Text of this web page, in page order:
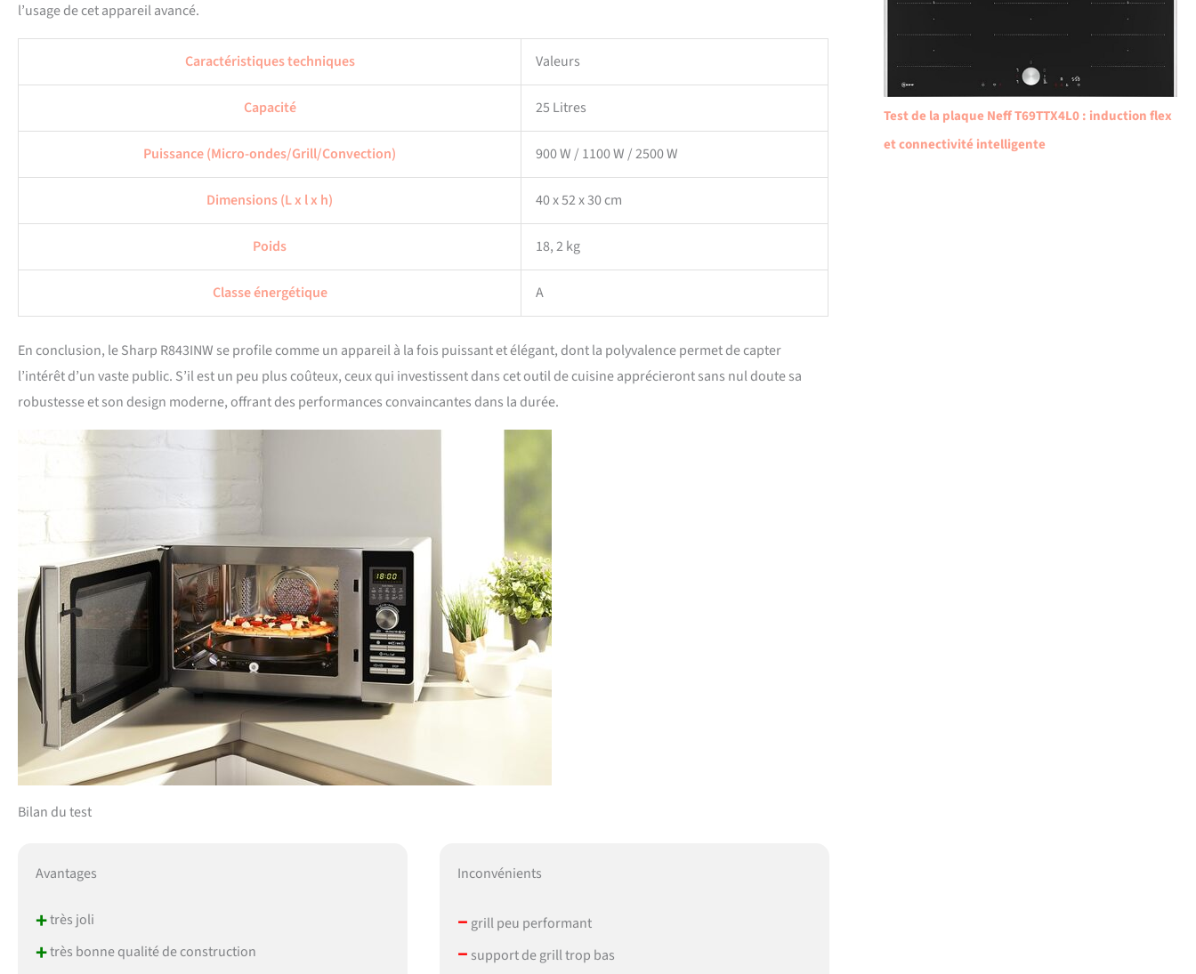
l’usage de cet appareil avancé.
Caractéristiques techniques Valeurs
Capacité 25 Litres
Puissance (Micro-ondes/Grill/Convection) 900 W / 1100 W / 2500 W
Dimensions (L x l x h) 40 x 52 x 30 cm
Poids 18, 2 kg
Classe énergétique A
En conclusion, le Sharp R843INW se profile comme un appareil à la fois puissant et élégant, dont la polyvalence permet de capter
l’intérêt d’un vaste public. S’il est un peu plus coûteux, ceux qui investissent dans cet outil de cuisine apprécieront sans nul doute sa
robustesse et son design moderne, offrant des performances convaincantes dans la durée.
Bilan du test
Avantages
+très joli
+très bonne qualité de construction
Inconvénients
–grill peu performant
– support de grill trop bas
Test de la plaque Neff T69TTX4L0 : induction flex
et connectivité intelligente